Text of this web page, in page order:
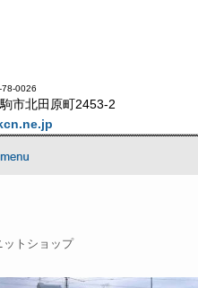
0026
市北田原町2453-2
ットショップ